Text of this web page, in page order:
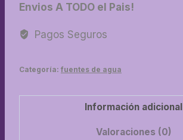
cantidad
Envios A TODO el Pais!
Pagos Seguros
Categoría: fuentes de agua
Información adicional
Valoraciones (0)